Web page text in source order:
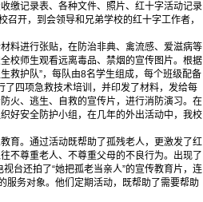
记录表、各种文件、照片、红十字活动记录
开，到会领导和兄弟学校的红十字工作者，
进行张贴，在防治非典、禽流感、爱滋病等
校师生观看远离毒品、禁烟的宣传图片。根据
救护队”，每队由8名学生组成，每个班级配备
四项急救技术培训，并印发了材料，发给每
火、逃生、自救的宣传片，进行消防演习。在
好安全防护小组，在几年的外出活动中，我校
。通过活动既帮助了孤残老人，更激发了红
不尊重老人、不尊重父母的不良行为。出现了
台还拍了“她把孤老当亲人”的宣传教育片，连
服务对象。他们定期活动，既帮助了需要帮助